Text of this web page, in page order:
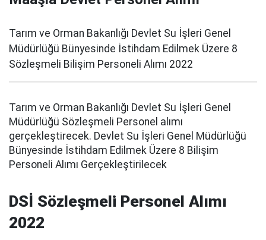
Tarım ve Orman Bakanlığı Devlet Su İşleri Genel
Müdürlüğü Bünyesinde İstihdam Edilmek Üzere 8
Sözleşmeli Bilişim Personeli Alımı 2022
Tarım ve Orman Bakanlığı Devlet Su İşleri Genel
Müdürlüğü Sözleşmeli Personel alımı
gerçekleştirecek. Devlet Su İşleri Genel Müdürlüğü
Bünyesinde İstihdam Edilmek Üzere 8 Bilişim
Personeli Alımı Gerçekleştirilecek
DSİ Sözleşmeli Personel Alımı
2022